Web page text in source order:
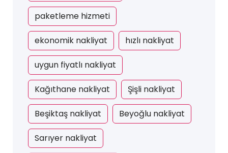
paketleme hizmeti
ekonomik nakliyat hızlı nakliyat
uygun fiyatlı nakliyat
Kağıthane nakliyat Şişli nakliyat
Beşiktaş nakliyat Beyoğlu nakliyat
Sarıyer nakliyat